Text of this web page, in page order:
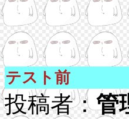
テスト前
投稿者：管